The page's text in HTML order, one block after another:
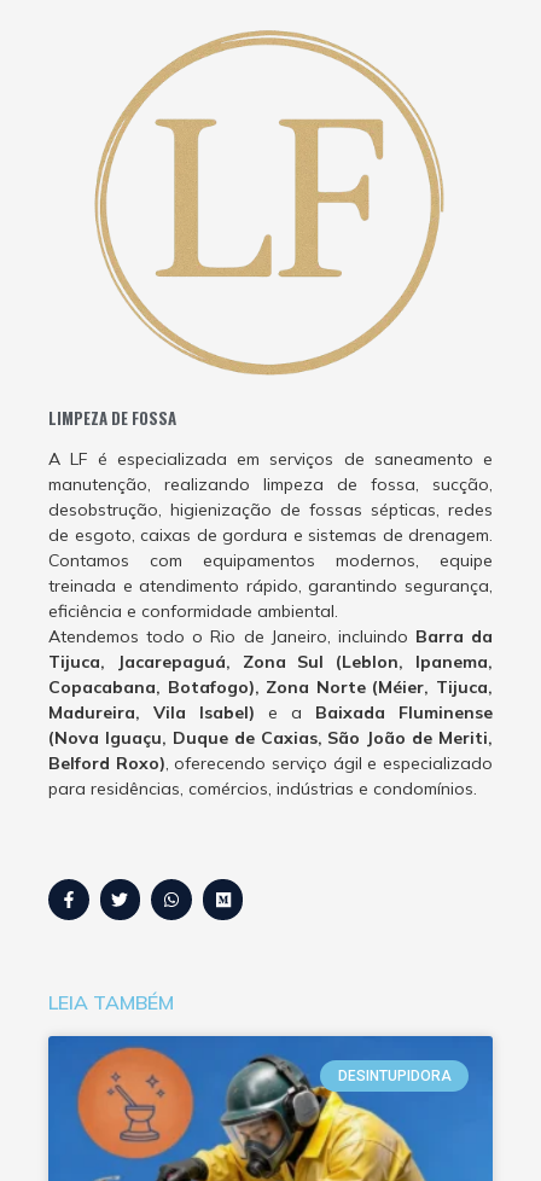
LIMPEZA DE FOSSA
A LF é especializada em serviços de saneamento e
manutenção, realizando limpeza de fossa, sucção,
desobstrução, higienização de fossas sépticas, redes
de esgoto, caixas de gordura e sistemas de drenagem.
Contamos com equipamentos modernos, equipe
treinada e atendimento rápido, garantindo segurança,
eficiência e conformidade ambiental.
Atendemos todo o Rio de Janeiro, incluindo Barra da
Tijuca, Jacarepaguá, Zona Sul (Leblon, Ipanema,
Copacabana, Botafogo), Zona Norte (Méier, Tijuca,
Madureira, Vila Isabel) e a Baixada Fluminense
(Nova Iguaçu, Duque de Caxias, São João de Meriti,
Belford Roxo), oferecendo serviço ágil e especializado
para residências, comércios, indústrias e condomínios.
LEIA TAMBÉM
DESINTUPIDORA